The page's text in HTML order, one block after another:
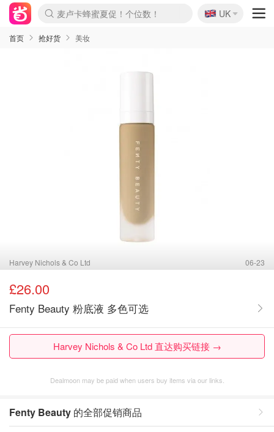
Prada/Miu 4.8折！
啥？必胜客披萨5折！
🇬🇧
UK
首页 抢好货 美妆
Harvey Nichols & Co Ltd 06-23
£26.00
Fenty Beauty 粉底液 多色可选
Harvey Nichols & Co Ltd 直达购买链接 →
Dealmoon may be paid when users buy items via our links.
Fenty Beauty 的全部促销商品